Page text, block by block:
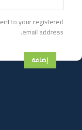
to your registered
email address.